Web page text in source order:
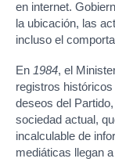
en internet.
la ubicación, las
incluso el
En 1984, el
registros
deseos del
sociedad actual,
incalculable de
mediáticas llegan